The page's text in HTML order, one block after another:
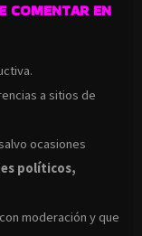
COMENTAR EN
a sitios de
ocasiones
políticos,
moderación y que